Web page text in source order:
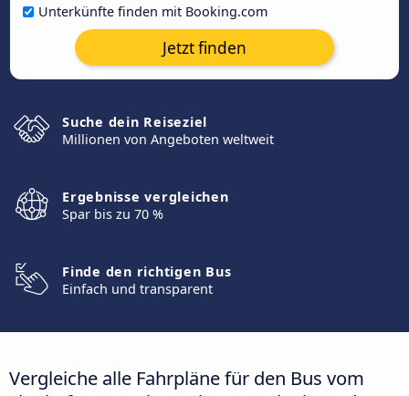
Unterkünfte finden mit Booking.com
Jetzt finden
Suche dein Reiseziel
Millionen von Angeboten weltweit
Ergebnisse vergleichen
Spar bis zu 70 %
Finde den richtigen Bus
Einfach und transparent
Vergleiche alle Fahrpläne für den Bus vom